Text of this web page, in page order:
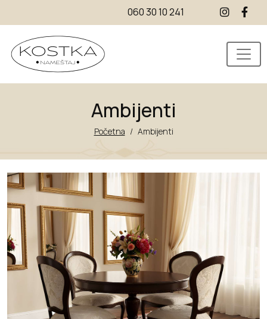
060 30 10 241
Ambijenti
Početna / Ambijenti